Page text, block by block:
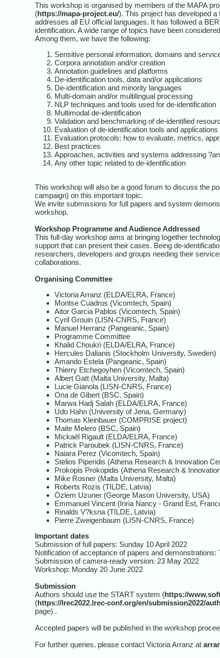
This workshop is organised by members of the MAPA
(https://mapa-project.eu/). This project has developed
addresses all EU official languages. It has followed a
identification. A wide range of topics have been
Among them, we have the following:
Sensitive personal information, domains and
Corpora annotation and/or creation
Annotation guidelines and platforms
De-identification tools, data and/or applications
De-identification and minority languages
Multi-domain and/or multilingual processing
NLP techniques and tools used for de-identification
Multimodal de-identification
Validation and benchmarking of de-identified
Evaluation of de-identification tools and applications
Evaluation protocols: how to evaluate, metrics,
Best practices
Approaches, activities and systems addressing
Any other topic related to de-identification
This workshop will also be a good forum to discuss the
campaign) on this important topic.
We invite submissions for full papers and system
workshop.
Workshop Programme and Audience Addressed
This full-day workshop aims at bringing together
support that can present their cases. Being de-
researchers, developers and groups needing their
collaborations.
Organising Committee
Victoria Arranz (ELDA/ELRA, France)
Montse Cuadros (Vicomtech, Spain)
Aitor Garcia Pablos (Vicomtech, Spain)
Cyril Grouin (LISN-CNRS, France)
Manuel Herranz (Pangeanic, Spain)
Programme Committee
Khalid Choukri (ELDA/ELRA, France)
Hercules Dalianis (Stockholm University, Sweden)
Amando Estela (Pangeanic, Spain)
Thierry Etchegoyhen (Vicomtech, Spain)
Albert Gatt (Malta University, Malta)
Lucie Gianola (LISN-CNRS, France)
Ona de Gibert (BSC, Spain)
Marwa Hadj Salah (ELDA/ELRA, France)
Udo Hahn (University of Jena, Germany)
Thomas Kleinbauer (COMPRISE project)
Maite Melero (BSC, Spain)
Mickaël Rigault (ELDA/ELRA, France)
Patrick Paroubek (LISN-CNRS, France)
Naiara Perez (Vicomtech, Spain)
Stelios Piperidis (Athena Research & Innovation
Prokopis Prokopidis (Athena Research &
Mike Rosner (Malta University, Malta)
Roberts Rozis (TILDE, Latvia)
Özlem Uzuner (George Mason University, USA)
Emmanuel Vincent (Inria Nancy - Grand Est,
Rinalds V?ksna (TILDE, Latvia)
Pierre Zweigenbaum (LISN-CNRS, France)
Important dates
Submission of full papers: Sunday 10 April 2022
Notification of acceptance of papers and demonstrations:
Submission of camera-ready version: 23 May 2022
Workshop: Monday 20 June 2022
Submission
Authors should use the START system (https://
(https://lrec2022.lrec-conf.org/en/submission2022/
page) .
Accepted papers will be published in the workshop
For further queries, please contact Victoria Arranz at